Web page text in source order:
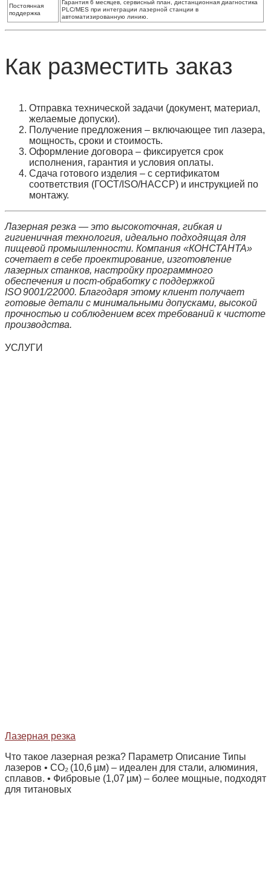
Постоянная
поддержка
Гарантия 6 месяцев, сервисный план, дистанционная диагностика
PLC/MES при интеграции лазерной станции в
автоматизированную линию.
Как разместить заказ
Отправка технической задачи (документ, материал,
желаемые допуски).
Получение предложения – включающее тип лазера,
мощность, сроки и стоимость.
Оформление договора – фиксируется срок
исполнения, гарантия и условия оплаты.
Сдача готового изделия – с сертификатом
соответствия (ГОСТ/ISO/HACCP) и инструкцией по
монтажу.
Лазерная резка — это высокоточная, гибкая и
гигиеничная технология, идеально подходящая для
пищевой промышленности. Компания «КОНСТАНТА»
сочетает в себе проектирование, изготовление
лазерных станков, настройку программного
обеспечения и пост‑обработку с поддержкой
ISO 9001/22000. Благодаря этому клиент получает
готовые детали с минимальными допусками, высокой
прочностью и соблюдением всех требований к чистоте
производства.
УСЛУГИ
Лазерная резка
Что такое лазерная резка? Параметр Описание Типы
лазеров • CO₂ (10,6 µм) – идеален для стали, алюминия,
сплавов. • Фибровые (1,07 µм) – более мощные, подходят
для титановых